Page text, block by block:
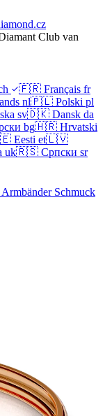
Club van
🇫🇷 Français fr
nl🇵🇱 Polski pl
sv🇩🇰 Dansk da
bg🇭🇷 Hrvatski
Eesti et🇱🇻
uk🇷🇸 Српски sr
Armbänder Schmuck